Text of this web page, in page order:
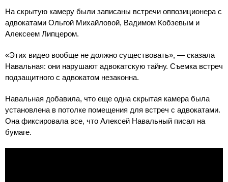
На скрытую камеру были записаны встречи оппозиционера с
адвокатами Ольгой Михайловой, Вадимом Кобзевым и
Алексеем Липцером.
«Этих видео вообще не должно существовать», — сказала
Навальная: они нарушают адвокатскую тайну. Съемка встреч
подзащитного с адвокатом незаконна.
Навальная добавила, что еще одна скрытая камера была
установлена в потолке помещения для встреч с адвокатами.
Она фиксировала все, что Алексей Навальный писал на
бумаге.